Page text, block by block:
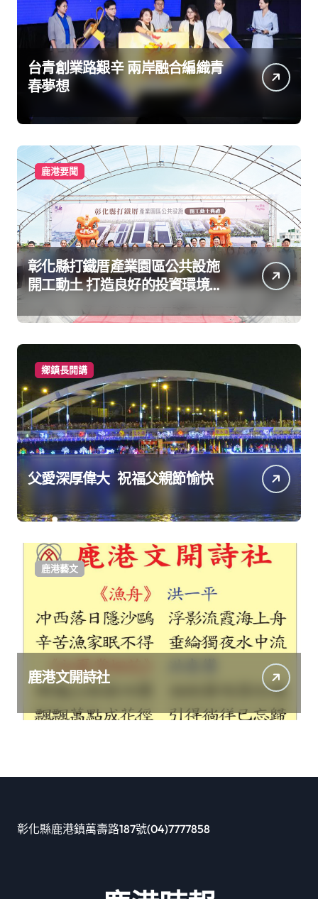
台青創業路艱辛 兩岸融合編織青
春夢想
鹿港要聞
彰化縣打鐵厝產業園區公共設施
開工動土 打造良好的投資環境讓
鄉鎮長開講
父愛深厚偉大 祝福父親節愉快
鹿港藝文
鹿港文開詩社
彰化縣鹿港鎮萬壽路187號(04)7777858